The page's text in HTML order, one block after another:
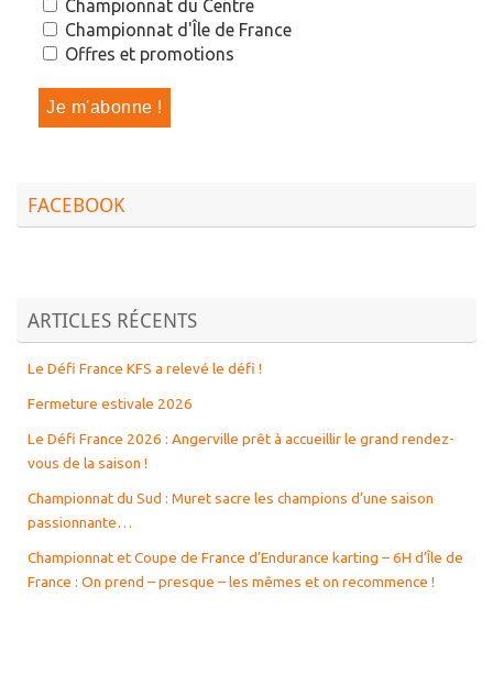
Championnat du Centre
Championnat d'Île de France
Offres et promotions
FACEBOOK
ARTICLES RÉCENTS
Le Défi France KFS a relevé le défi !
Fermeture estivale 2026
Le Défi France 2026 : Angerville prêt à accueillir le grand rendez-
vous de la saison !
Championnat du Sud : Muret sacre les champions d’une saison
passionnante…
Championnat et Coupe de France d’Endurance karting – 6H d’Île de
France : On prend – presque – les mêmes et on recommence !